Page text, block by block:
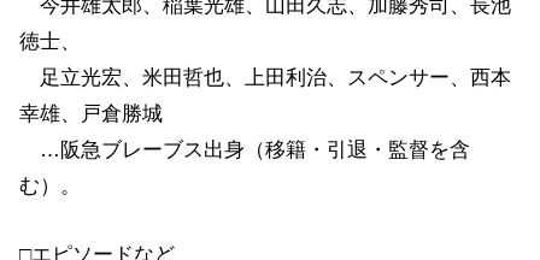
今井雄太郎、稲葉光雄、山田久志、加藤秀司、長池
徳士、
足立光宏、米田哲也、上田利治、スペンサー、西本
幸雄、戸倉勝城
…阪急ブレーブス出身（移籍・引退・監督を含
む）。
□エピソードなど